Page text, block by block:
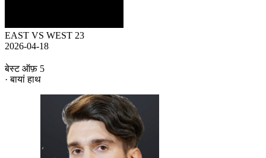
EAST VS WEST 23
2026-04-18
बेस्ट ऑफ़ 5
· बायां हाथ